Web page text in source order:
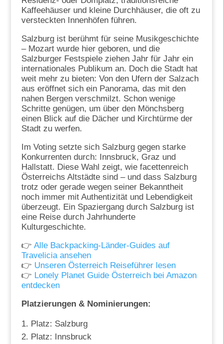
Kaffeehäuser und kleine Durchhäuser, die oft zu
versteckten Innenhöfen führen.
Salzburg ist berühmt für seine Musikgeschichte
– Mozart wurde hier geboren, und die
Salzburger Festspiele ziehen Jahr für Jahr ein
internationales Publikum an. Doch die Stadt hat
weit mehr zu bieten: Von den Ufern der Salzach
aus eröffnet sich ein Panorama, das mit den
nahen Bergen verschmilzt. Schon wenige
Schritte genügen, um über den Mönchsberg
einen Blick auf die Dächer und Kirchtürme der
Stadt zu werfen.
Im Voting setzte sich Salzburg gegen starke
Konkurrenten durch: Innsbruck, Graz und
Hallstatt. Diese Wahl zeigt, wie facettenreich
Österreichs Altstädte sind – und dass Salzburg
trotz oder gerade wegen seiner Bekanntheit
noch immer mit Authentizität und Lebendigkeit
überzeugt. Ein Spaziergang durch Salzburg ist
eine Reise durch Jahrhunderte
Kulturgeschichte.
👉 Alle Backpacking-Länder-Guides auf
Travelicia ansehen
👉 Unseren Österreich Reiseführer lesen
👉 Lonely Planet Guide Österreich bei Amazon
entdecken
Platzierungen & Nominierungen:
Platz: Salzburg
Platz: Innsbruck